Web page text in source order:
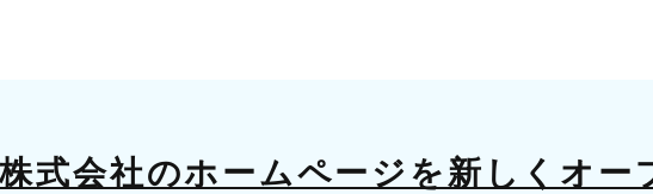
式会社のホームページを新しくオー